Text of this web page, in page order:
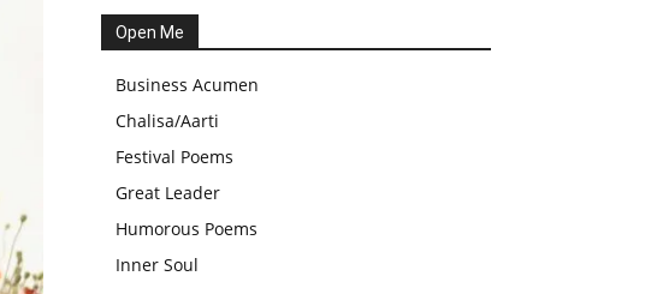
हरतालिका तीज,Haritalika
teej,Teej Festival: A
Celebration of Tradition and
Womanhood
स्वामी अवधेशानंद जी गिरि के जीवन
सूत्र:किन चीजों के कारण लोग अशांत
Open Me
Business Acumen
Chalisa/Aarti
Festival Poems
Great Leader
Humorous Poems
Inner Soul